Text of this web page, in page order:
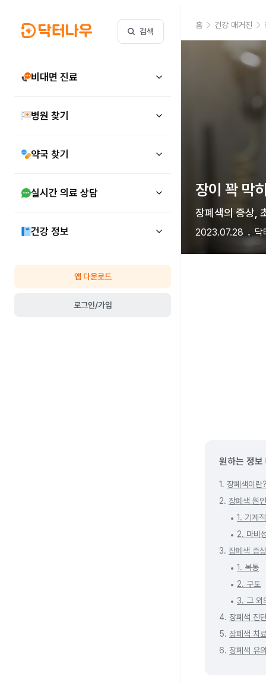
검색
비대면 진료
병원 찾기
약국 찾기
실시간 의료 상담
건강 정보
앱 다운로드
로그인/가입
홈 건강 매거진
장이 꽉 막
장폐색의 증상,
2023.07.28 닥
원하는 정보
1. 장폐색이란
2. 장폐색 원
1. 기계
2. 마비
3. 장폐색 증
1. 복통
2. 구토
3. 그 외
4. 장폐색 진
5. 장폐색 치
6. 장폐색 유